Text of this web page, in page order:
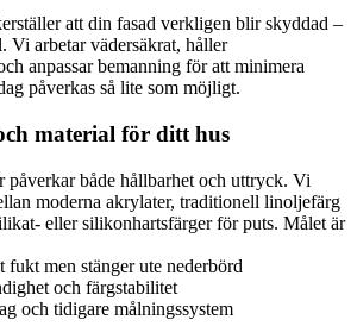
att din fasad verkligen blir skyddad –
Vi arbetar vädersäkrat, håller
anpassar bemanning för att minimera
påverkas så lite som möjligt.
material för ditt hus
påverkar både hållbarhet och uttryck. Vi
moderna akrylater, traditionell linoljefärg
eller silikonhartsfärger för puts. Målet är
fukt men stänger ute nederbörd
och färgstabilitet
och tidigare målningssystem